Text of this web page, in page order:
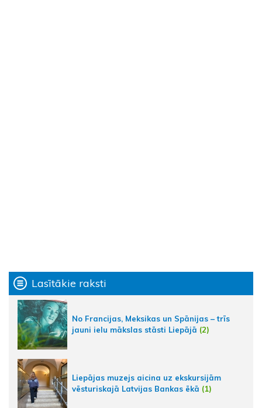
Lasītākie raksti
No Francijas, Meksikas un Spānijas – trīs
jauni ielu mākslas stāsti Liepājā (2)
Liepājas muzejs aicina uz ekskursijām
vēsturiskajā Latvijas Bankas ēkā (1)